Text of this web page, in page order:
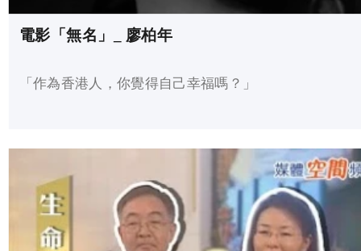
電影「無名」_ 廖柏年
「作為香港人，你覺得自己幸福嗎？」